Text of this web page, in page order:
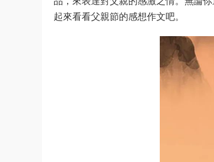
起來看看父親節的感想作文吧。